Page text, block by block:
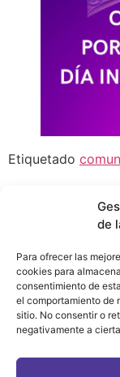
de
Para ofrecer las
cookies para
consentimiento de
el comportamiento de
sitio. No consentir o
negativamente a
Etiquetado